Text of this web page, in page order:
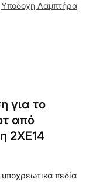
Υποδοχή Λαμπτήρα
για το
από
2XE14
πεδία